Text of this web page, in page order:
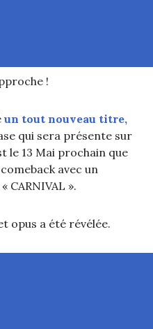
!
un tout nouveau titre,
qui sera présente sur
le 13 Mai prochain que
avec un
CARNIVAL ».
opus a été révélée.